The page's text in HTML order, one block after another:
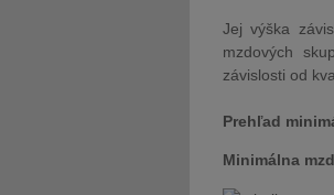
Jej výška
mzdových
závislosti od
Prehľad
Minimálna